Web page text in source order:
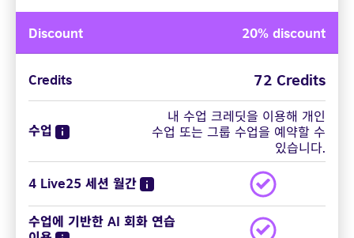
Discount 20% discount
Credits 72 Credits
수업
내 수업 크레딧을 이용해 개인
수업 또는 그룹 수업을 예약할 수
있습니다.
4 Live25 세션 월간
수업에 기반한 AI 회화 연습